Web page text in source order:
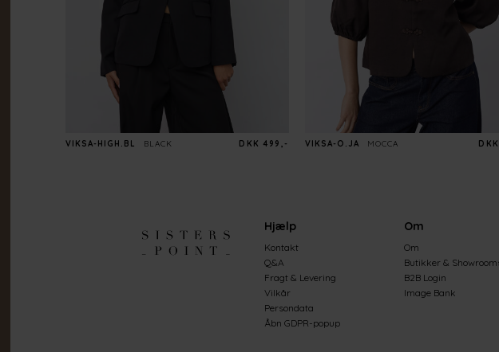
VIKSA-HIGH.BL BLACK DKK 499,- VIKSA-O.JA MOCCA
Hjælp
Kontakt
Q&A
Fragt & Levering
Vilkår
Persondata
Åbn GDPR-popup
Om
Om
Butikker &
B2B Login
Image Bank